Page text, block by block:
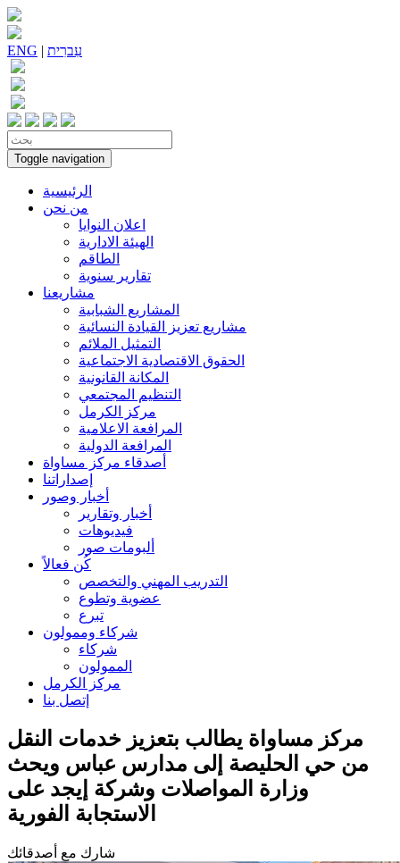
ENG | עִברִית
Toggle navigation
الرئيسية
من نحن
اعلان النوايا
الهيئة الادارية
الطاقم
تقارير سنوية
مشاريعنا
المشاريع الشبابية
مشاريع تعزيز القيادة النسائية
التمثيل الملائم
الحقوق الاقتصادية الاجتماعية
المكانة القانونية
التنظيم المجتمعي
مركز الكرمل
المرافعة الاعلامية
المرافعة الدولية
أصدقاء مركز مساواة
إصداراتنا
أخبار وصور
أخبار وتقارير
فيديوهات
ألبومات صور
كُن فعالاً
التدريب المهني والتخصص
عضوية وتطوع
تبرع
شركاء وممولون
شركاء
الممولون
مركز الكرمل
إتصل بنا
مركز مساواة يطالب بتعزيز خدمات النقل
من حي الحليصة إلى مدارس عباس ويحث
وزارة المواصلات وشركة إيجد على
الاستجابة الفورية
شارك مع أصدقائك